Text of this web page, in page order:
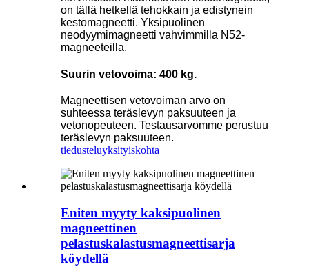
on tällä hetkellä tehokkain ja edistynein
kestomagneetti. Yksipuolinen
neodyymimagneetti vahvimmilla N52-
magneeteilla.
Suurin vetovoima: 400 kg.
Magneettisen vetovoiman arvo on
suhteessa teräslevyn paksuuteen ja
vetonopeuteen. Testausarvomme perustuu
teräslevyn paksuuteen.
tiedusteluyksityiskohta
Eniten myyty kaksipuolinen
magneettinen
pelastuskalastusmagneettisarja
köydellä